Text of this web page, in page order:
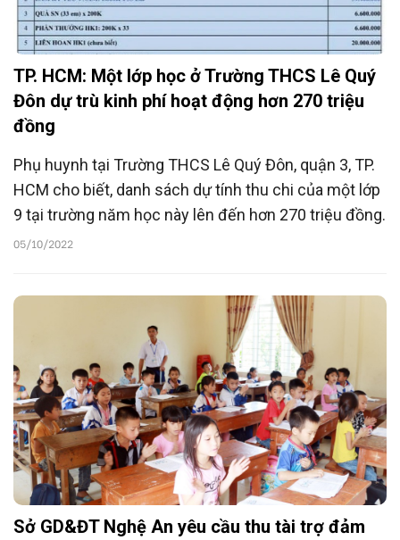
TP. HCM: Một lớp học ở Trường THCS Lê Quý
Đôn dự trù kinh phí hoạt động hơn 270 triệu
đồng
Phụ huynh tại Trường THCS Lê Quý Đôn, quận 3, TP.
HCM cho biết, danh sách dự tính thu chi của một lớp
9 tại trường năm học này lên đến hơn 270 triệu đồng.
05/10/2022
Sở GD&ĐT Nghệ An yêu cầu thu tài trợ đảm